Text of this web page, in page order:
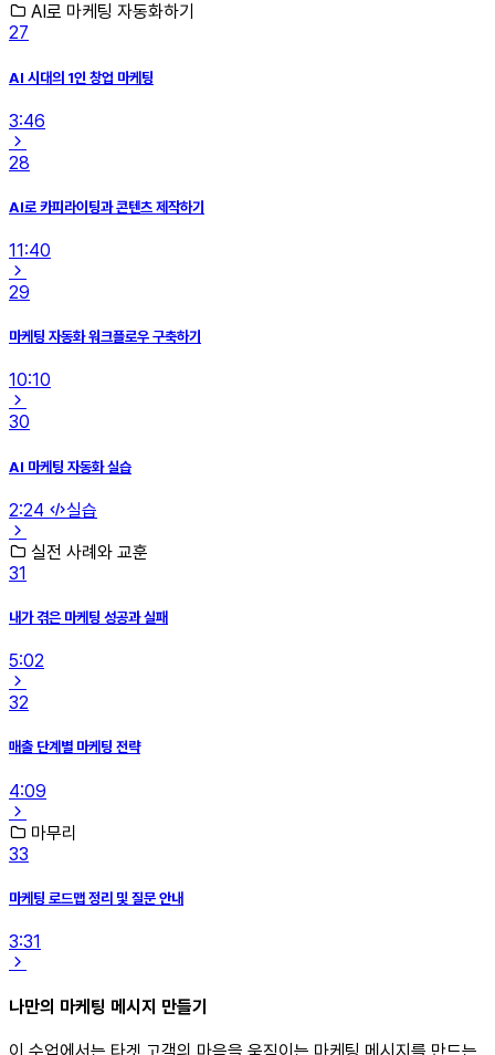
AI로 마케팅 자동화하기
27
AI 시대의 1인 창업 마케팅
3:46
28
AI로 카피라이팅과 콘텐츠 제작하기
11:40
29
마케팅 자동화 워크플로우 구축하기
10:10
30
AI 마케팅 자동화 실습
2:24
실습
실전 사례와 교훈
31
내가 겪은 마케팅 성공과 실패
5:02
32
매출 단계별 마케팅 전략
4:09
마무리
33
마케팅 로드맵 정리 및 질문 안내
3:31
나만의 마케팅 메시지 만들기